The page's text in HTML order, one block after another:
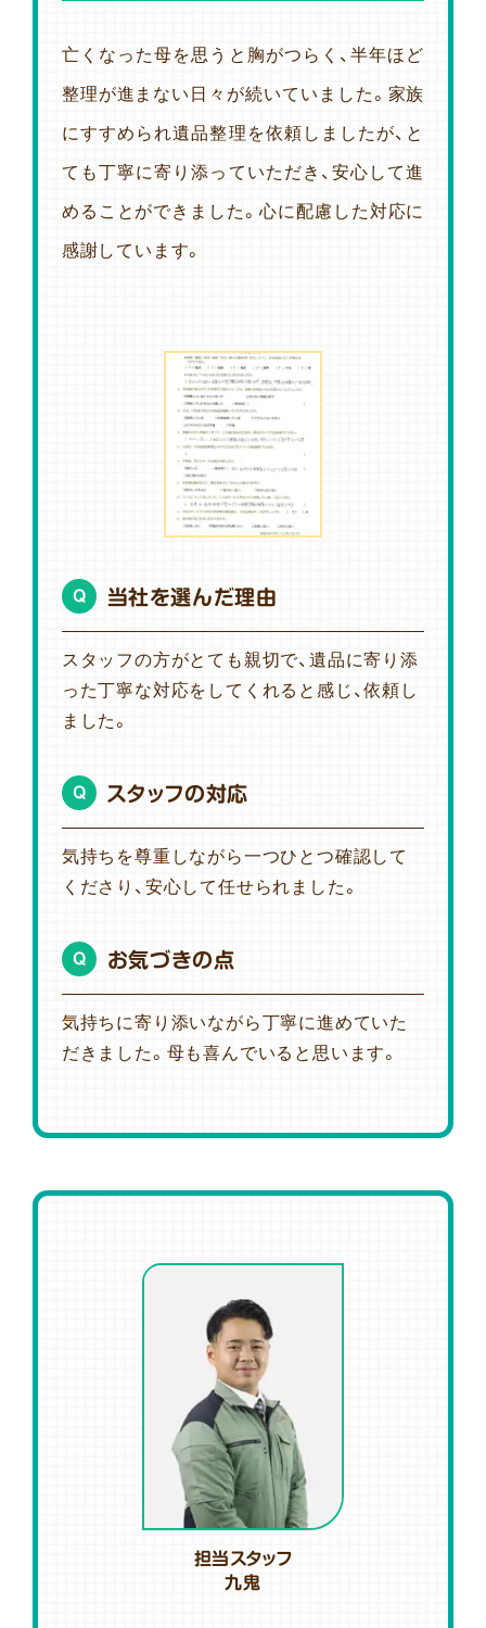
亡くなった母を思うと胸がつらく、半年ほど
整理が進まない日々が続いていました。家族
にすすめられ遺品整理を依頼しましたが、と
ても丁寧に寄り添っていただき、安心して進
めることができました。心に配慮した対応に
感謝しています。
Q 当社を選んだ理由
スタッフの方がとても親切で、遺品に寄り添
った丁寧な対応をしてくれると感じ、依頼し
ました。
Q スタッフの対応
気持ちを尊重しながら一つひとつ確認して
くださり、安心して任せられました。
Q お気づきの点
気持ちに寄り添いながら丁寧に進めていた
だきました。母も喜んでいると思います。
担当スタッフ
九鬼